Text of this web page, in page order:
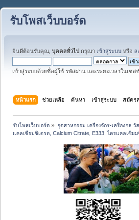
รับโพสเว็บบอร์ด
ยินดีต้อนรับคุณ, บุคคลทั่วไป กรุณา เข้าสู่ระบบ หรือ ล
เข้าสู่ระบบด้วยชื่อผู้ใช้ รหัสผ่าน และระยะเวลาในเซส
หน้าแรก ช่วยเหลือ ค้นหา เข้าสู่ระบบ สมัคร
รับโพสเว็บบอร์ด » อุตสาหกรรม เครื่องจักร-เครื่องกล
แคลเซียมซิเตรต, Calcium Citrate, E333, ไตรแคลเซีย